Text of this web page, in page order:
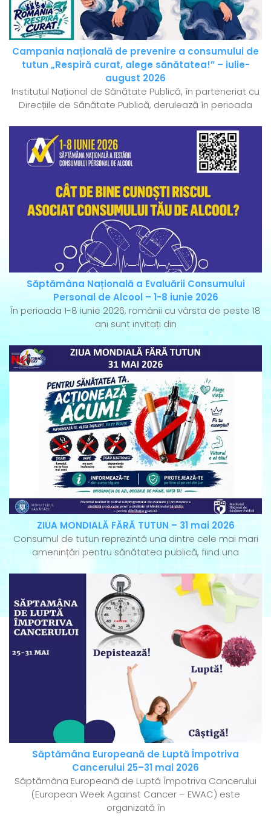
Campania națională de prevenire a consumului de
tutun „Respiră curat, alege sănătatea!” – iulie-
august 2026
Institutul Național de Sănătate Publică, în parteneriat cu
Direcțiile de Sănătate Publică, derulează în perioada
Săptămâna Națională a Evaluării Consumului
Personal de Alcool – 1-8 iunie 2026
În perioada 1-8 iunie 2026, românii cu vârsta de peste 18
ani sunt invitați din
ZIUA MONDIALĂ FĂRĂ TUTUN – 31 mai 2026
Consumul de tutun reprezintă una dintre cele mai mari
amenințări pentru sănătatea publică, fiind una
Săptămâna Europeană de Luptă Împotriva
Cancerului 25–31 mai 2026
Săptămâna Europeană de Luptă Împotriva Cancerului
(European Week Against Cancer – EWAC) este
organizată în